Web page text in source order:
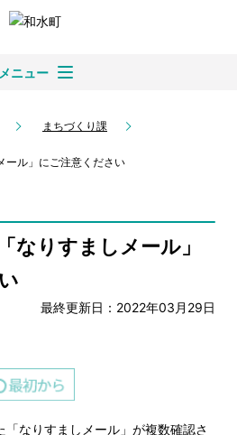
メニュー
まちづくり課
ール」にご注意ください
なりすましメール」
最終更新日：2022年03月29日
なりすましメール」が複数確認さ